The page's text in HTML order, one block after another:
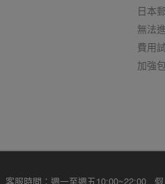
日本
無法
費用
加強
客服時間：週一至週五10:00~22:00